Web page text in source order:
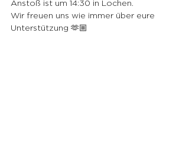
Anstoß ist um 14:30 in Lochen.
Wir freuen uns wie immer über eure
Unterstützung 🫶🏼